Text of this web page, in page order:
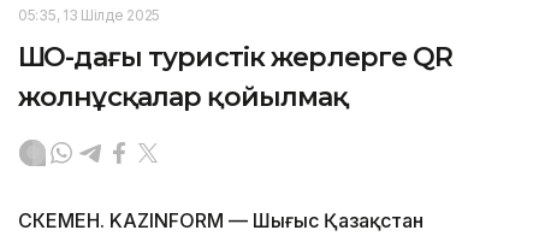
05:35, 13 Шілде 2025
ШҚО-дағы туристік жерлерге QR
жолнұсқалар қойылмақ
ӨСКЕМЕН. KAZINFORM — Шығыс Қазақстан